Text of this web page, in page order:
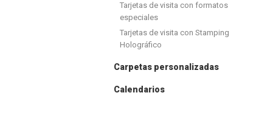
Tarjetas de visita con formatos
especiales
Tarjetas de visita con Stamping
Holográfico
Carpetas personalizadas
Calendarios